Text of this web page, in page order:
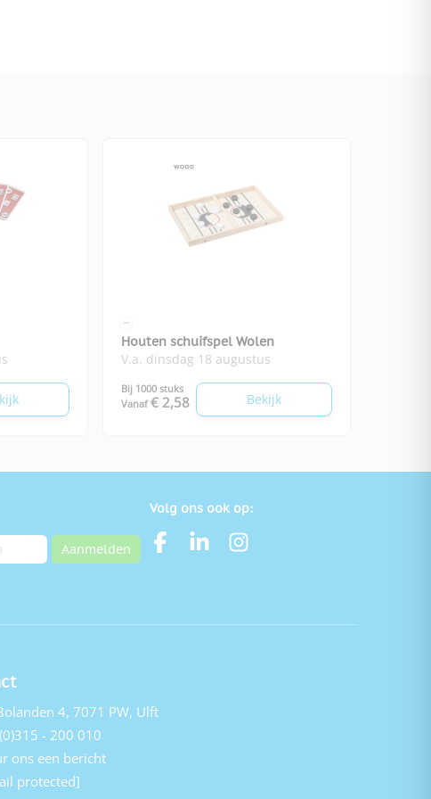
Houten schuifspel Wolen
V.a. dinsdag 18 augustus
Bij 1000 stuks
Vanaf € 2,58 Bekijk
Aanmelden
Volg ons ook op:
4, 7071 PW, Ulft
- 200 010
ons een bericht
protected]